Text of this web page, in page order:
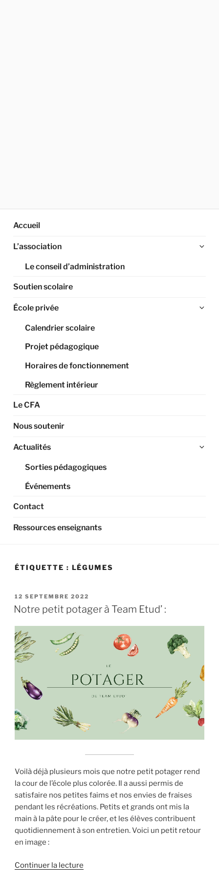
Accueil
L’association
Le conseil d’administration
Soutien scolaire
École privée
Calendrier scolaire
Projet pédagogique
Horaires de fonctionnement
Règlement intérieur
Le CFA
Nous soutenir
Actualités
Sorties pédagogiques
Événements
Contact
Ressources enseignants
ÉTIQUETTE : LÉGUMES
PUBLIÉ
LE
12 SEPTEMBRE 2022
Notre petit potager à Team Etud’ :
Voilà déjà plusieurs mois que notre petit potager rend
la cour de l’école plus colorée. Il a aussi permis de
satisfaire nos petites faims et nos envies de fraises
pendant les récréations. Petits et grands ont mis la
main à la pâte pour le créer, et les élèves contribuent
quotidiennement à son entretien. Voici un petit retour
en image :
Continuer la lecture